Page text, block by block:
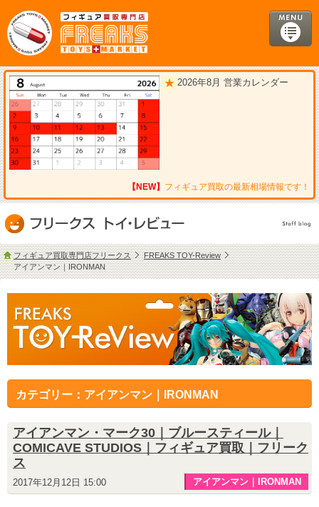
2026年8月 営業カレンダー
【NEW】 フィギュア買取の最新相場情報です！
フィギュア買取専門店フリークス
FREAKS TOY-Review
アイアンマン｜IRONMAN
カテゴリー：アイアンマン｜IRONMAN
アイアンマン・マーク30｜ブルースティール｜
COMICAVE STUDIOS｜フィギュア買取｜フリーク
ス
2017年12月12日 15:00 アイアンマン｜IRONMAN